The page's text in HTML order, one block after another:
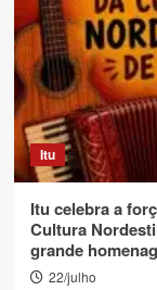
Itu
Itu celebra a
Cultura
grande
22/julho